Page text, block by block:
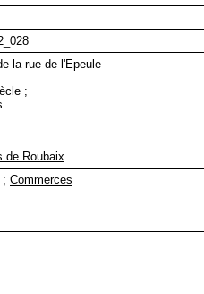
la rue de l'Epeule
;
de Roubaix
; Commerces